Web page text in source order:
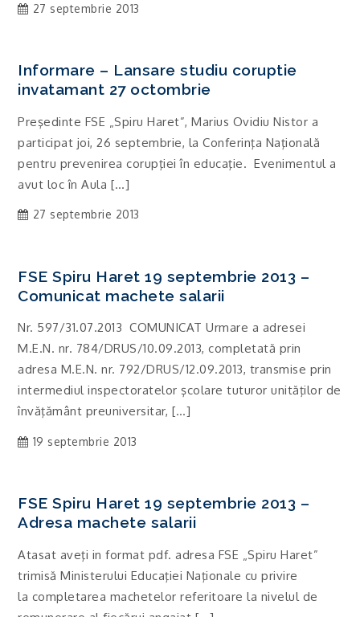
27 septembrie 2013
Informare – Lansare studiu coruptie
invatamant 27 octombrie
Preşedinte FSE „Spiru Haret”, Marius Ovidiu Nistor a
participat joi, 26 septembrie, la Conferinţa Naţională
pentru prevenirea corupţiei în educaţie. Evenimentul a
avut loc în Aula […]
27 septembrie 2013
FSE Spiru Haret 19 septembrie 2013 –
Comunicat machete salarii
Nr. 597/31.07.2013 COMUNICAT Urmare a adresei
M.E.N. nr. 784/DRUS/10.09.2013, completată prin
adresa M.E.N. nr. 792/DRUS/12.09.2013, transmise prin
intermediul inspectoratelor şcolare tuturor unităţilor de
învăţământ preuniversitar, […]
19 septembrie 2013
FSE Spiru Haret 19 septembrie 2013 –
Adresa machete salarii
Atasat aveţi in format pdf. adresa FSE „Spiru Haret”
trimisă Ministerului Educaţiei Naţionale cu privire
la completarea machetelor referitoare la nivelul de